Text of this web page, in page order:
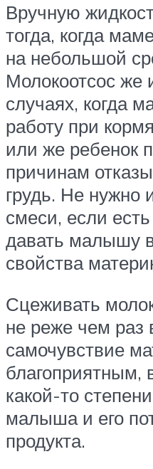
Вручную
тогда, когда
на небольшой
Молокоотсос же
случаях, когда
работу при
или же ребенок
причинам
грудь. Не нужно
смеси, если
давать малышу
свойства
Сцеживать
не реже чем раз
самочувствие
благоприятным,
какой-то
малыша и его
продукта.